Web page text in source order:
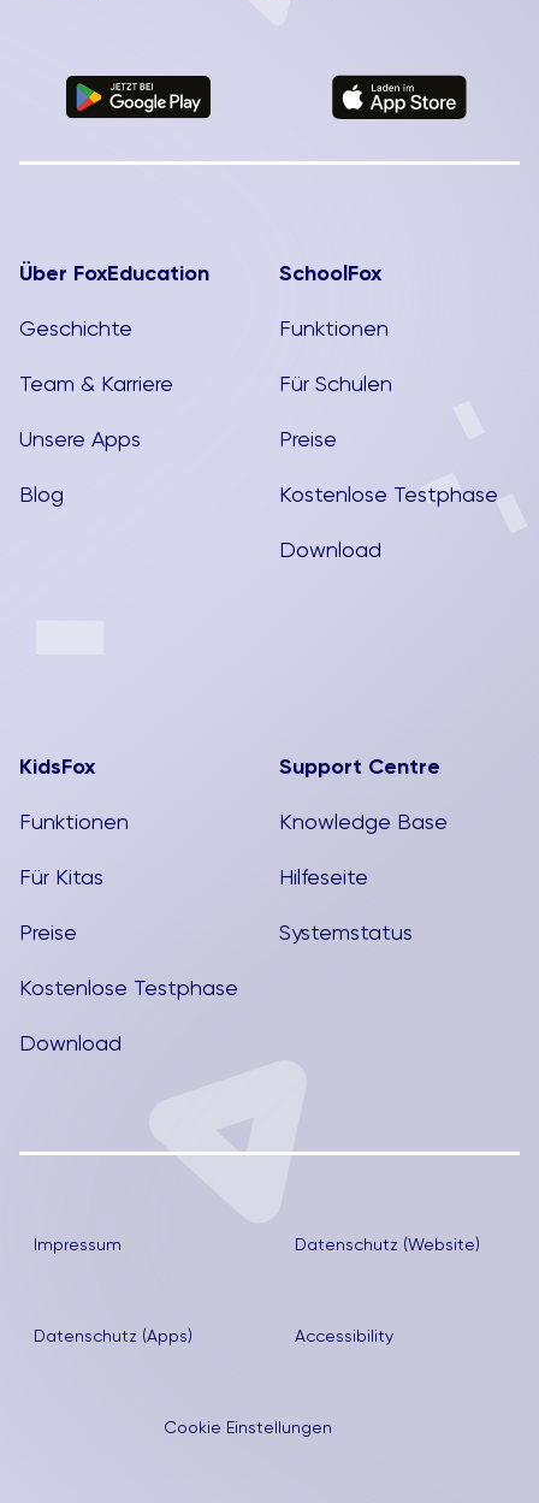
Über FoxEducation
Geschichte
Team & Karriere
Unsere Apps
Blog
SchoolFox
Funktionen
Für Schulen
Preise
Kostenlose Testphase
Download
KidsFox
Funktionen
Für Kitas
Preise
Kostenlose Testphase
Download
Support Centre
Knowledge Base
Hilfeseite
Systemstatus
Impressum Datenschutz (Website)
Datenschutz (Apps) Accessibility
Cookie Einstellungen